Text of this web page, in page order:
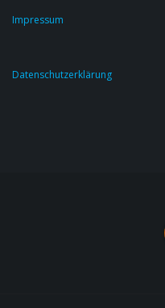
Impressum
Datenschutzerklärung